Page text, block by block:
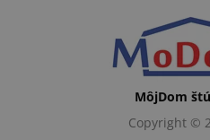
MôjDom
Copyright ©